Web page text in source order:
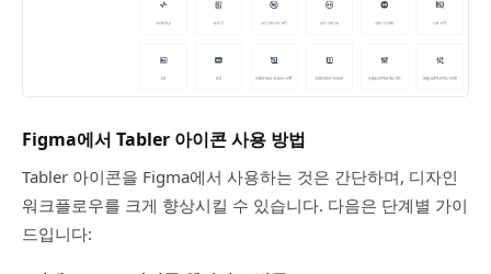
Figma에서 Tabler 아이콘 사용 방법
Tabler 아이콘을 Figma에서 사용하는 것은 간단하며, 디자인
워크플로우를 크게 향상시킬 수 있습니다. 다음은 단계별 가이
드입니다: